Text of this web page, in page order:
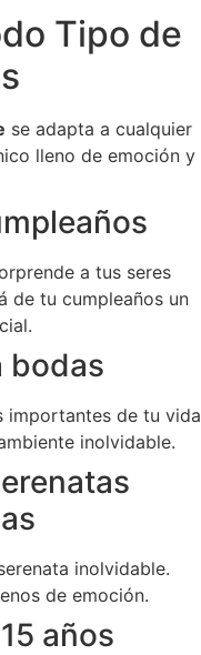
Tipo de
se adapta a cualquier
lleno de emoción y
a tus seres
de tu cumpleaños un
bodas
importantes de tu vida
inolvidable.
inolvidable.
de emoción.
años